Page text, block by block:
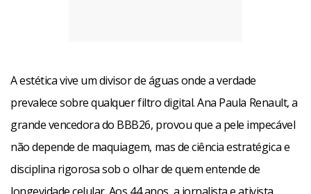
A estética vive um divisor de águas onde a verdade
prevalece sobre qualquer filtro digital. Ana Paula Renault, a
grande vencedora do BBB26, provou que a pele impecável
não depende de maquiagem, mas de ciência estratégica e
disciplina rigorosa sob o olhar de quem entende de